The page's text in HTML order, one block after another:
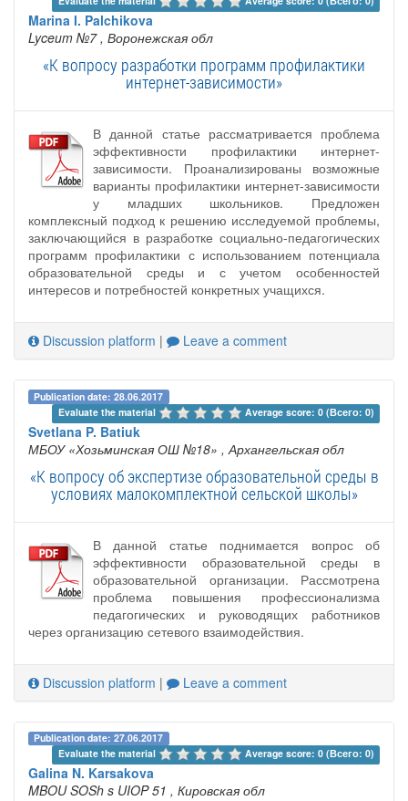
Marina I. Palchikova
Lyceum №7 , Воронежская обл
«К вопросу разработки программ профилактики
интернет-зависимости»
В данной статье рассматривается проблема
эффективности профилактики интернет-
зависимости. Проанализированы возможные
варианты профилактики интернет-зависимости
у младших школьников. Предложен
комплексный подход к решению исследуемой проблемы,
заключающийся в разработке социально-педагогических
программ профилактики с использованием потенциала
образовательной среды и с учетом особенностей
интересов и потребностей конкретных учащихся.
Discussion platform | Leave a comment
Publication date: 28.06.2017
Evaluate the material
Average score: 0 (Всего: 0)
Svetlana P. Batiuk
МБОУ «Хозьминская ОШ №18» , Архангельская обл
«К вопросу об экспертизе образовательной среды в
условиях малокомплектной сельской школы»
В данной статье поднимается вопрос об
эффективности образовательной среды в
образовательной организации. Рассмотрена
проблема повышения профессионализма
педагогических и руководящих работников
через организацию сетевого взаимодействия.
Discussion platform | Leave a comment
Publication date: 27.06.2017
Evaluate the material
Average score: 0 (Всего: 0)
Galina N. Karsakova
MBOU SOSh s UIOP 51 , Кировская обл